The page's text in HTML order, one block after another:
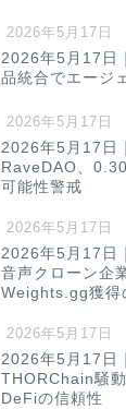
2026年5月17日
2026年5月17日
品統合でエージ
2026年5月17日
2026年5月17日｜
RaveDAO、
可能性警戒
2026年5月17日
2026年5月17日
音声クローン企
Weights.gg獲得
2026年5月17日
2026年5月17日｜
THORChain騒
DeFiの信頼性